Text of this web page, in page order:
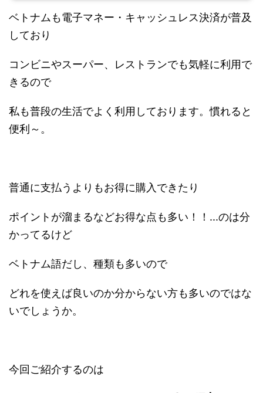
ベトナムも電子マネー・キャッシュレス決済が普及
しており
コンビニやスーパー、レストランでも気軽に利用で
きるので
私も普段の生活でよく利用しております。慣れると
便利～。
普通に支払うよりもお得に購入できたり
ポイントが溜まるなどお得な点も多い！！...のは分
かってるけど
ベトナム語だし、種類も多いので
どれを使えば良いのか分からない方も多いのではな
いでしょうか。
今回ご紹介するのは